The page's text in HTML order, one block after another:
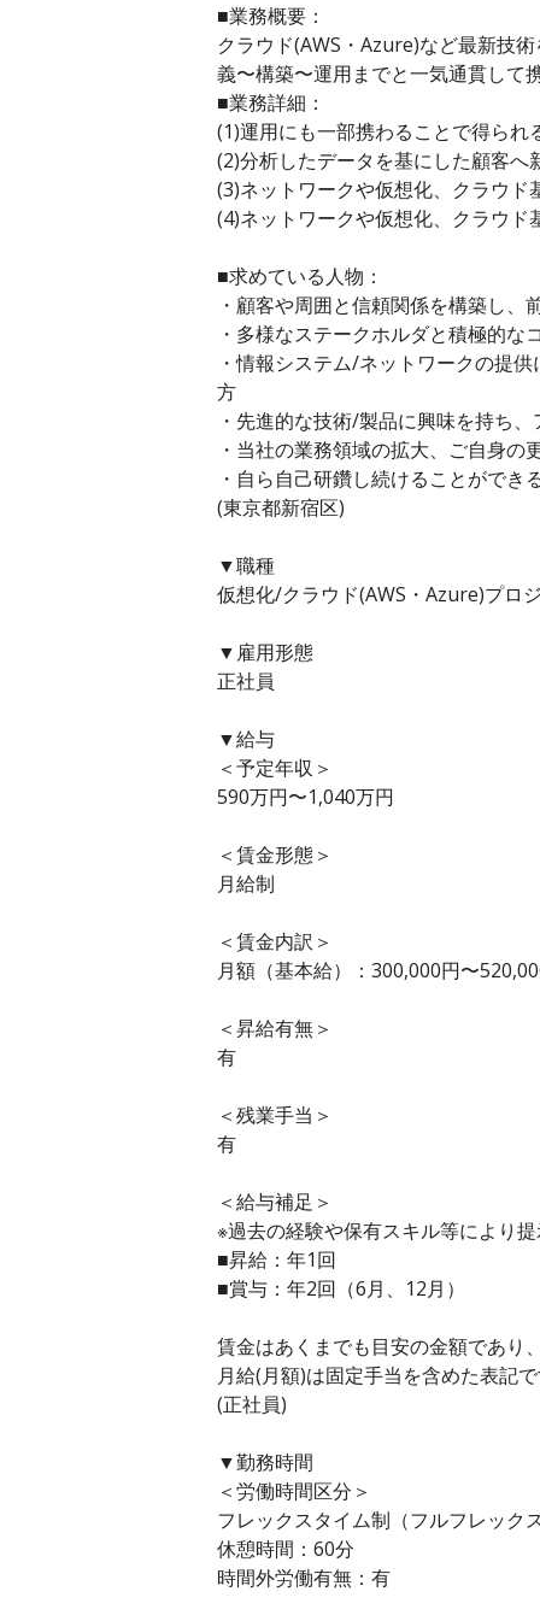
■業務概要：
クラウド(AWS・Azure)など最新技
義〜構築〜運用までと一気通貫して
■業務詳細：
(1)運用にも一部携わることで得ら
(2)分析したデータを基にした顧客
(3)ネットワークや仮想化、クラウ
(4)ネットワークや仮想化、クラウ
■求めている人物：
・顧客や周囲と信頼関係を構築し
・多様なステークホルダと積極的
・情報システム/ネットワークの提
方
・先進的な技術/製品に興味を持ち
・当社の業務領域の拡大、ご自身
・自ら自己研鑽し続けることができ
(東京都新宿区)
▼職種
仮想化/クラウド(AWS・Azure)プロ
▼雇用形態
正社員
▼給与
＜予定年収＞
590万円〜1,040万円
＜賃金形態＞
月給制
＜賃金内訳＞
月額（基本給）：300,000円〜
＜昇給有無＞
有
＜残業手当＞
有
＜給与補足＞
※過去の経験や保有スキル等により
■昇給：年1回
■賞与：年2回（6月、12月）
賃金はあくまでも目安の金額であり
月給(月額)は固定手当を含めた表記
(正社員)
▼勤務時間
＜労働時間区分＞
フレックスタイム制（フルフレック
休憩時間：60分
時間外労働有無：有